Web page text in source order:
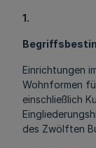
1.
Einrichtungen
Wohnformen
einschließlich
des Zwölften